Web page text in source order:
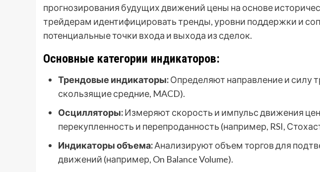
прогнозирования будущих движений цены на основе
трейдерам идентифицировать тренды, уровни поддержки и
потенциальные точки входа и выхода из сделок.
Основные категории индикаторов:
Трендовые индикаторы:Определяют направление и силу
скользящие средние, MACD).
Осцилляторы:Измеряют скорость и импульс движения
перекупленность и перепроданность (например, RSI,
Индикаторы объема:Анализируют объем торгов для
движений (например, On Balance Volume).